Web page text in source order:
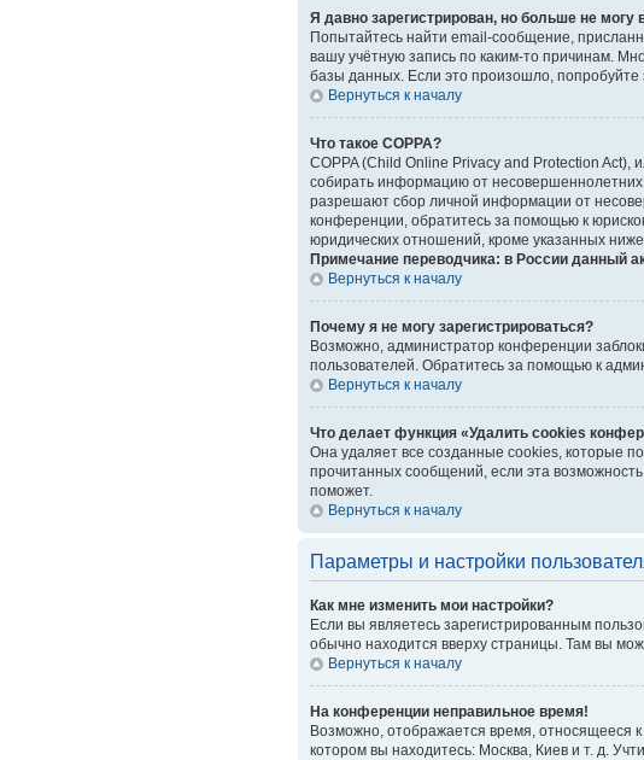
Я давно зарегистрирован, но больше не могу
Попытайтесь найти email-сообщение,
вашу учётную запись по каким-то причинам.
базы данных. Если это произошло, попробуйте
Вернуться к началу
Что такое COPPA?
COPPA (Child Online Privacy and Protection Act),
собирать информацию от несовершеннолетних
разрешают сбор личной информации от
конференции, обратитесь за помощью к
юридических отношений, кроме указанных
Примечание переводчика: в России данный
Вернуться к началу
Почему я не могу зарегистрироваться?
Возможно, администратор конференции
пользователей. Обратитесь за помощью к
Вернуться к началу
Что делает функция «Удалить cookies
Она удаляет все созданные cookies, которые
прочитанных сообщений, если эта
поможет.
Вернуться к началу
Параметры и настройки
Как мне изменить мои настройки?
Если вы являетесь зарегистрированным
обычно находится вверху страницы. Там вы
Вернуться к началу
На конференции неправильное время!
Возможно, отображается время, относящееся к
котором вы находитесь: Москва, Киев и т. д.